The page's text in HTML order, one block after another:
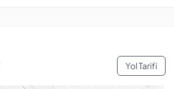
Yol Tarifi